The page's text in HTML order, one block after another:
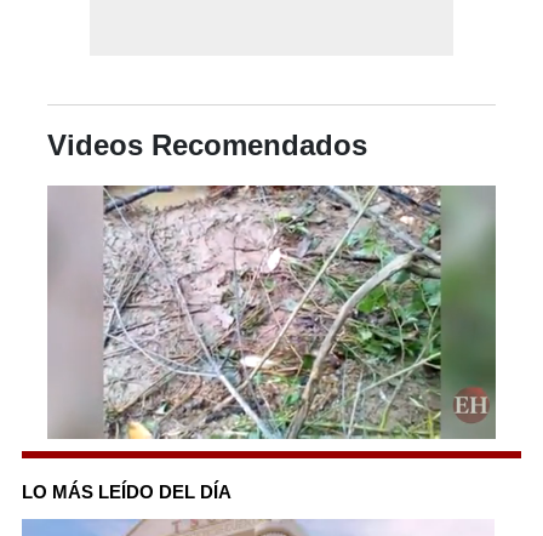
Videos Recomendados
0
of
33
seconds
LO MÁS LEÍDO DEL DÍA